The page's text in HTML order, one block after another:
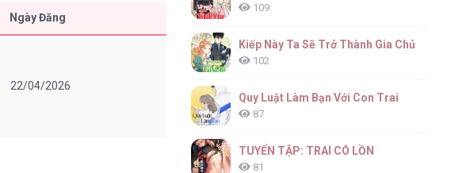
Ngày Đăng
22/04/2026
109
Kiếp Này Ta Sẽ Trở Thành Gia Chủ
102
Quy Luật Làm Bạn Với Con Trai
87
TUYỂN TẬP: TRAI CÓ LỒN
81